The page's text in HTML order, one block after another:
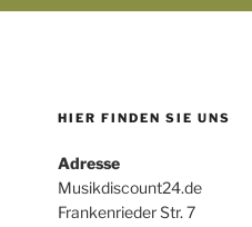
HIER FINDEN SIE UNS
Adresse
Musikdiscount24.de
Frankenrieder Str. 7